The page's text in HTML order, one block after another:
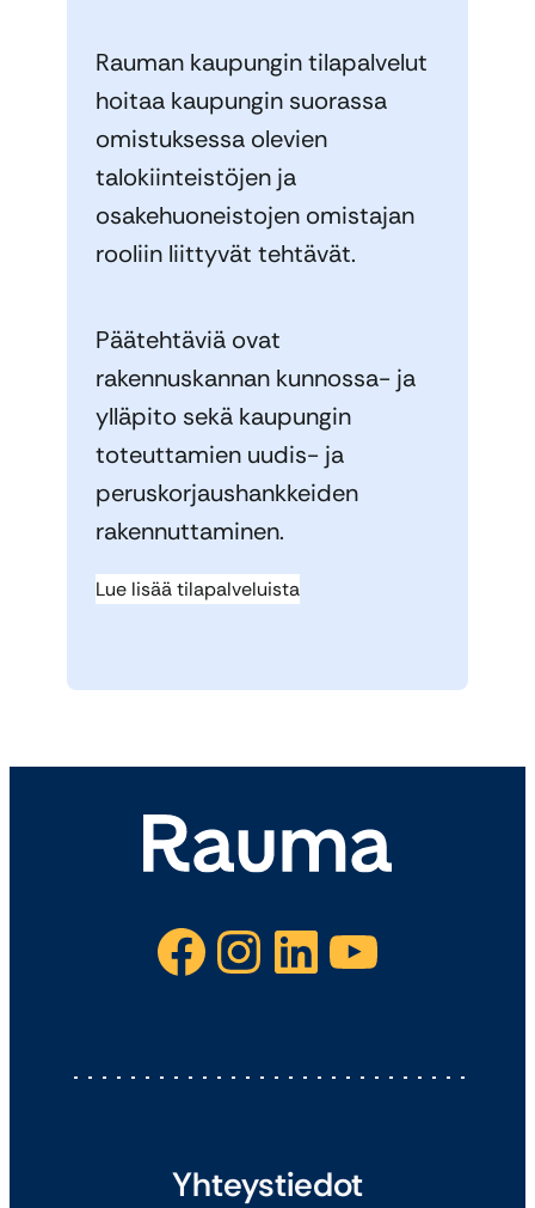
Rauman kaupungin tilapalvelut
hoitaa kaupungin suorassa
omistuksessa olevien
talokiinteistöjen ja
osakehuoneistojen omistajan
rooliin liittyvät tehtävät.
Päätehtäviä ovat
rakennuskannan kunnossa- ja
ylläpito sekä kaupungin
toteuttamien uudis- ja
peruskorjaushankkeiden
rakennuttaminen.
Lue lisää tilapalveluista
Facebook Instagram LinkedIn YouTube
Yhteystiedot